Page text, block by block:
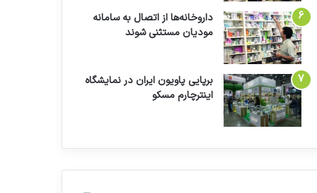
داروخانه‌ها از اتصال به سامانه
مودیان مستثنی شوند
برپایی پاویون ایران در نمایشگاه
اینترچارم مسکو